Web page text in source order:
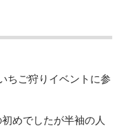
ちご狩りイベントに参
めでしたが半袖の人